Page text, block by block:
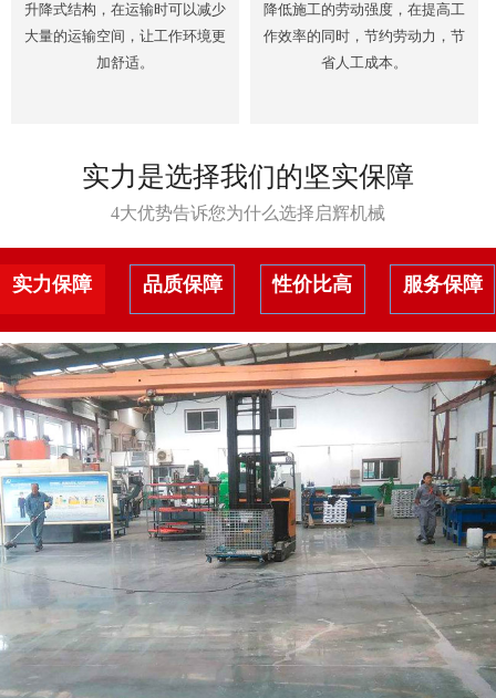
升降式结构，在运输时可以减少
大量的运输空间，让工作环境更
加舒适。
降低施工的劳动强度，在提高工
作效率的同时，节约劳动力，节
省人工成本。
实力是选择我们的坚实保障
4大优势告诉您为什么选择启辉机械
实力保障 品质保障 性价比高 服务保障